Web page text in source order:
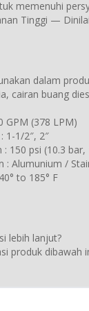
memenuhi
Tinggi —
dalam
cairan buang
GPM (378 LPM)
1-1/2″, 2″
: 150 psi (10.3 bar,
: Alumunium /
to 185° F
lebih lanjut?
produk dibawah